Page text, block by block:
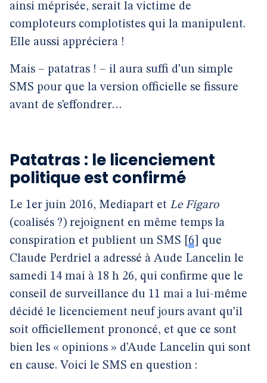
ainsi méprisée, serait la victime de
comploteurs complotistes qui la manipulent.
Elle aussi appréciera !
Mais – patatras ! – il aura suffi d’un simple
SMS pour que la version officielle se fissure
avant de s’effondrer…
Patatras : le licenciement
politique est confirmé
Le 1er juin 2016, Mediapart et Le Figaro
(coalisés ?) rejoignent en même temps la
conspiration et publient un SMS
6
que
Claude Perdriel a adressé à Aude Lancelin le
samedi 14 mai à 18 h 26, qui confirme que le
conseil de surveillance du 11 mai a lui-même
décidé le licenciement neuf jours avant qu’il
soit officiellement prononcé, et que ce sont
bien les « opinions » d’Aude Lancelin qui sont
en cause. Voici le SMS en question :